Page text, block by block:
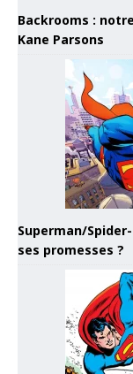
Backrooms :
Kane Parsons
Superman/
ses promesses ?